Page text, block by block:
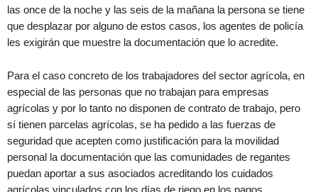
las once de la noche y las seis de la mañana la persona se tiene
que desplazar por alguno de estos casos, los agentes de policía
les exigirán que muestre la documentación que lo acredite.
Para el caso concreto de los trabajadores del sector agrícola, en
especial de las personas que no trabajan para empresas
agrícolas y por lo tanto no disponen de contrato de trabajo, pero
sí tienen parcelas agrícolas, se ha pedido a las fuerzas de
seguridad que acepten como justificación para la movilidad
personal la documentación que las comunidades de regantes
puedan aportar a sus asociados acreditando los cuidados
agrícolas vinculados con los días de riego en los pagos